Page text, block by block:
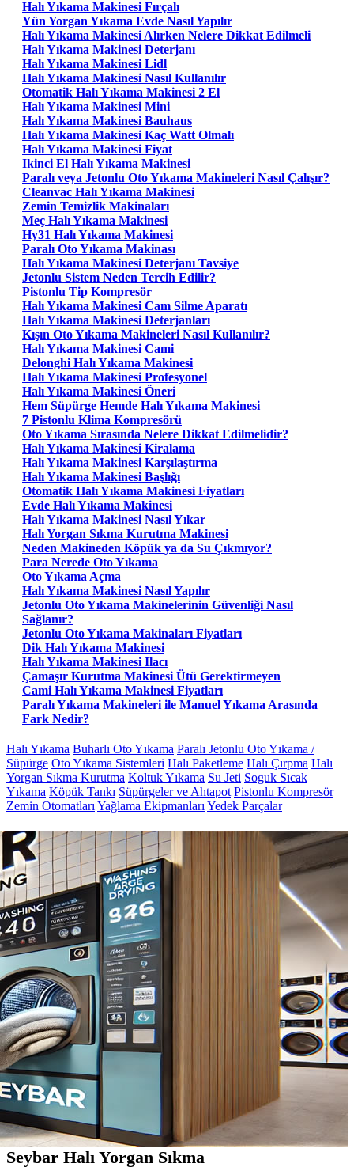
Halı Yıkama Makinesi Fırçalı
Yün Yorgan Yıkama Evde Nasıl Yapılır
Halı Yıkama Makinesi Alırken Nelere Dikkat Edilmeli
Halı Yıkama Makinesi Deterjanı
Halı Yıkama Makinesi Lidl
Halı Yıkama Makinesi Nasıl Kullanılır
Otomatik Halı Yıkama Makinesi 2 El
Halı Yıkama Makinesi Mini
Halı Yıkama Makinesi Bauhaus
Halı Yıkama Makinesi Kaç Watt Olmalı
Halı Yıkama Makinesi Fiyat
Ikinci El Halı Yıkama Makinesi
Paralı veya Jetonlu Oto Yıkama Makineleri Nasıl Çalışır?
Cleanvac Halı Yıkama Makinesi
Zemin Temizlik Makinaları
Meç Halı Yıkama Makinesi
Hy31 Halı Yıkama Makinesi
Paralı Oto Yıkama Makinası
Halı Yıkama Makinesi Deterjanı Tavsiye
Jetonlu Sistem Neden Tercih Edilir?
Pistonlu Tip Kompresör
Halı Yıkama Makinesi Cam Silme Aparatı
Halı Yıkama Makinesi Deterjanları
Kışın Oto Yıkama Makineleri Nasıl Kullanılır?
Halı Yıkama Makinesi Cami
Delonghi Halı Yıkama Makinesi
Halı Yıkama Makinesi Profesyonel
Halı Yıkama Makinesi Öneri
Hem Süpürge Hemde Halı Yıkama Makinesi
7 Pistonlu Klima Kompresörü
Oto Yıkama Sırasında Nelere Dikkat Edilmelidir?
Halı Yıkama Makinesi Kiralama
Halı Yıkama Makinesi Karşılaştırma
Halı Yıkama Makinesi Başlığı
Otomatik Halı Yıkama Makinesi Fiyatları
Evde Halı Yıkama Makinesi
Halı Yıkama Makinesi Nasıl Yıkar
Halı Yorgan Sıkma Kurutma Makinesi
Neden Makineden Köpük ya da Su Çıkmıyor?
Para Nerede Oto Yıkama
Oto Yıkama Açma
Halı Yıkama Makinesi Nasıl Yapılır
Jetonlu Oto Yıkama Makinelerinin Güvenliği Nasıl
Sağlanır?
Jetonlu Oto Yıkama Makinaları Fiyatları
Dik Halı Yıkama Makinesi
Halı Yıkama Makinesi Ilacı
Çamaşır Kurutma Makinesi Ütü Gerektirmeyen
Cami Halı Yıkama Makinesi Fiyatları
Paralı Yıkama Makineleri ile Manuel Yıkama Arasında
Fark Nedir?
Halı Yıkama Buharlı Oto Yıkama Paralı Jetonlu Oto Yıkama /
Süpürge Oto Yıkama Sistemleri Halı Paketleme Halı Çırpma Halı
Yorgan Sıkma Kurutma Koltuk Yıkama Su Jeti Soguk Sıcak
Yıkama Köpük Tankı Süpürgeler ve Ahtapot Pistonlu Kompresör
Zemin Otomatları Yağlama Ekipmanları Yedek Parçalar
Seybar Halı Yorgan Sıkma